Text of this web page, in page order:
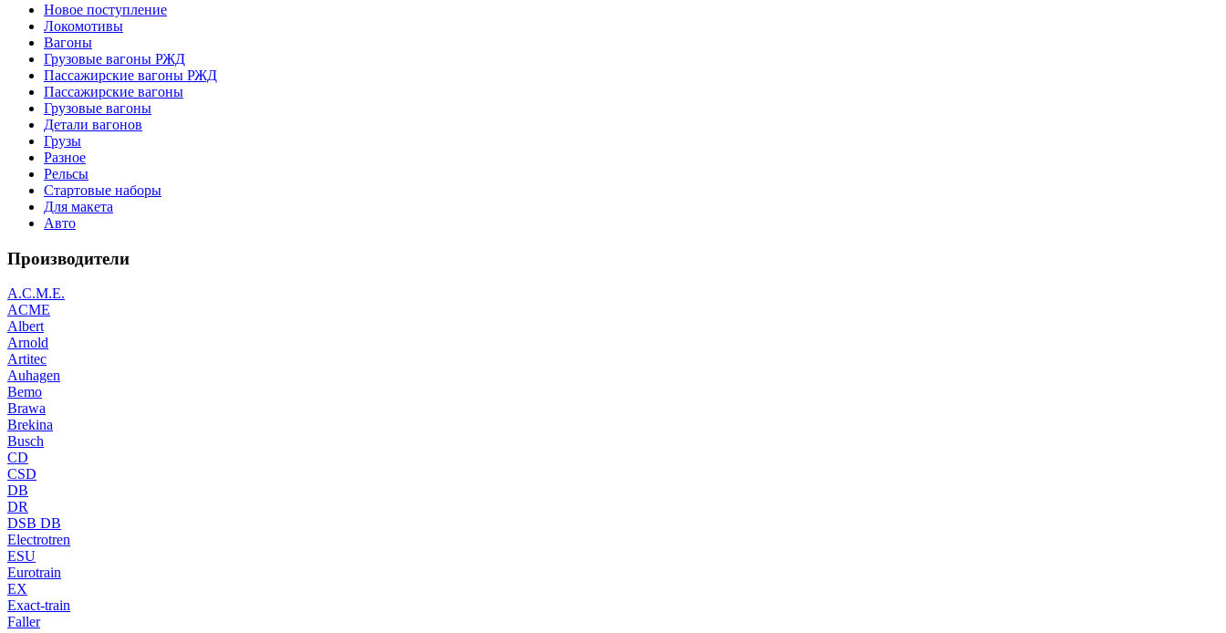
Новое поступление
Локомотивы
Вагоны
Грузовые вагоны РЖД
Пассажирские вагоны РЖД
Пассажирские вагоны
Грузовые вагоны
Детали вагонов
Грузы
Разное
Рельсы
Стартовые наборы
Для макета
Авто
Производители
A.C.M.E.
ACME
Albert
Arnold
Artitec
Auhagen
Bemo
Brawa
Brekina
Busch
CD
CSD
DB
DR
DSB DB
Electrotren
ESU
Eurotrain
EX
Exact-train
Faller